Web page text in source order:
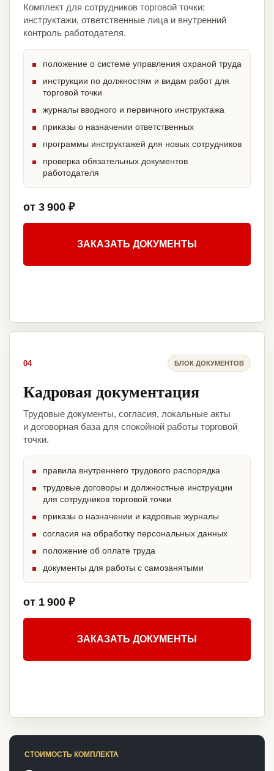
Комплект для сотрудников торговой точки:
инструктажи, ответственные лица и внутренний
контроль работодателя.
положение о системе управления охраной труда
инструкции по должностям и видам работ для
торговой точки
журналы вводного и первичного инструктажа
приказы о назначении ответственных
программы инструктажей для новых сотрудников
проверка обязательных документов
работодателя
от 3 900 ₽
ЗАКАЗАТЬ ДОКУМЕНТЫ
04 БЛОК ДОКУМЕНТОВ
Кадровая документация
Трудовые документы, согласия, локальные акты
и договорная база для спокойной работы торговой
точки.
правила внутреннего трудового распорядка
трудовые договоры и должностные инструкции
для сотрудников торговой точки
приказы о назначении и кадровые журналы
согласия на обработку персональных данных
положение об оплате труда
документы для работы с самозанятыми
от 1 900 ₽
ЗАКАЗАТЬ ДОКУМЕНТЫ
СТОИМОСТЬ КОМПЛЕКТА